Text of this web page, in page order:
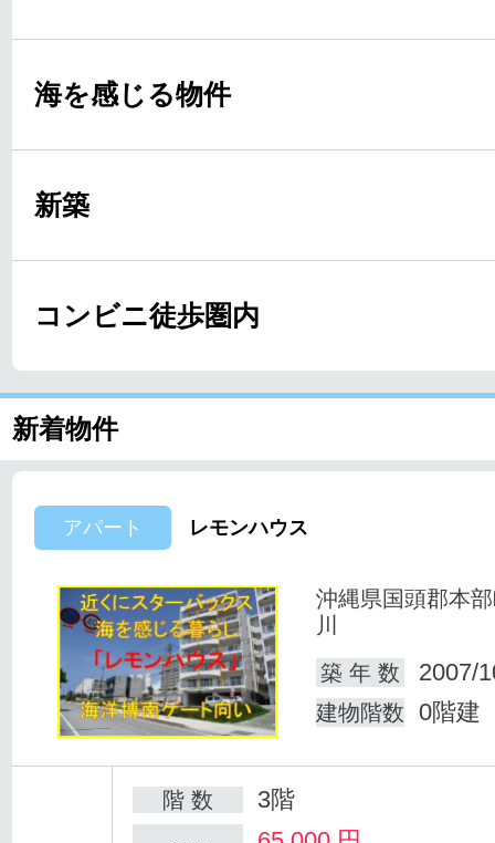
海を感じる物件
新築
コンビニ徒歩圏内
新着物件
アパート レモンハウス
沖縄県国頭郡本
川
築 年 数
2007/
建物階数 0階建
階 数 3階